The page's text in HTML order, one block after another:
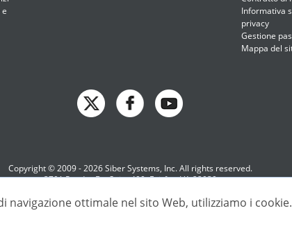
Informativa
privacy
Gestione
Mappa del
Copyright © 2009 - 2026 Siber Systems, Inc. All rights reserved.
3701 Pender Dr, Suite 400, Fairfax, VA 22030
navigazione ottimale nel sito Web, utilizziamo i cookie.